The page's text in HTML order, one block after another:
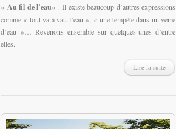
« Au fil de l’eau« . Il existe beaucoup d’autres expressions
comme « tout va à vau l’eau », « une tempête dans un verre
d’eau »… Revenons ensemble sur quelques-unes d’entre
elles.
Lire la suite